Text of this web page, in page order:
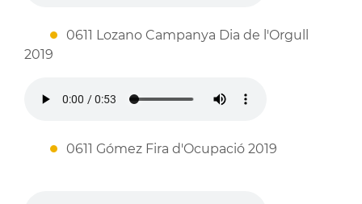
0611 Lozano Campanya Dia de l'Orgull
2019
0611 Gómez Fira d'Ocupació 2019